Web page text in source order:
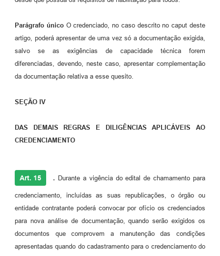
Parágrafo únicoO credenciado, no caso descrito no caput deste
artigo, poderá apresentar de uma vez só a documentação exigida,
salvo se as exigências de capacidade técnica forem
diferenciadas, devendo, neste caso, apresentar complementação
da documentação relativa a esse quesito.
SEÇÃO IV
DAS DEMAIS REGRAS E DILIGÊNCIAS APLICÁVEIS AO
CREDENCIAMENTO
Art. 15 . Durante a vigência do edital de chamamento para
credenciamento, incluídas as suas republicações, o órgão ou
entidade contratante poderá convocar por ofício os credenciados
para nova análise de documentação, quando serão exigidos os
documentos que comprovem a manutenção das condições
apresentadas quando do cadastramento para o credenciamento do